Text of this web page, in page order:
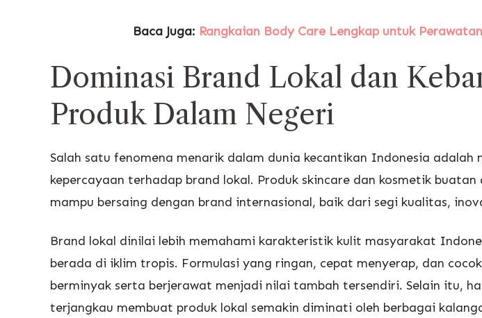
Baca Juga: Rangkaian Body Care Lengkap untuk
Dominasi Brand Lokal dan
Produk Dalam Negeri
Salah satu fenomena menarik dalam dunia kecantikan Indonesia adalah
kepercayaan terhadap brand lokal. Produk skincare dan kosmetik buatan
mampu bersaing dengan brand internasional, baik dari segi kualitas,
Brand lokal dinilai lebih memahami karakteristik kulit masyarakat
berada di iklim tropis. Formulasi yang ringan, cepat menyerap, dan
berminyak serta berjerawat menjadi nilai tambah tersendiri. Selain itu,
terjangkau membuat produk lokal semakin diminati oleh berbagai